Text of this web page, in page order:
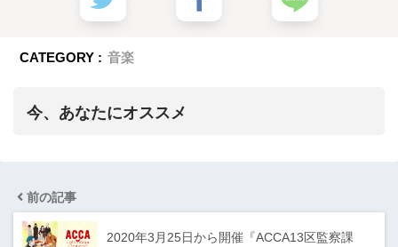
CATEGORY : 音楽
今、あなたにオススメ
前の記事
2020年3月25日から開催『ACCA13区監察課